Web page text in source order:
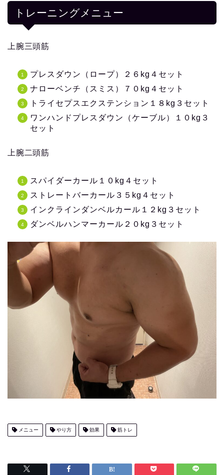
トレーニングメニュー
上腕三頭筋
プレスダウン（ロープ）２６kg４セット
ナローベンチ（スミス）７０kg４セット
トライセプスエクステンション１８kg３セット
ワンハンドプレスダウン（ケーブル）１０kg３
セット
上腕二頭筋
スパイダーカール１０kg４セット
ストレートバーカール３５kg４セット
インクラインダンベルカール１２kg３セット
ダンベルハンマーカール２０kg３セット
メニュー やり方 効果 筋トレ